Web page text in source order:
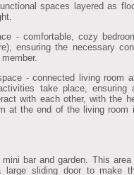
spaces layered as
- comfortable, cozy
ensuring the necessary
- connected living room
take place, ensuring
with each other, with the
at the end of the living room
bar and garden. This area
large sliding door to make